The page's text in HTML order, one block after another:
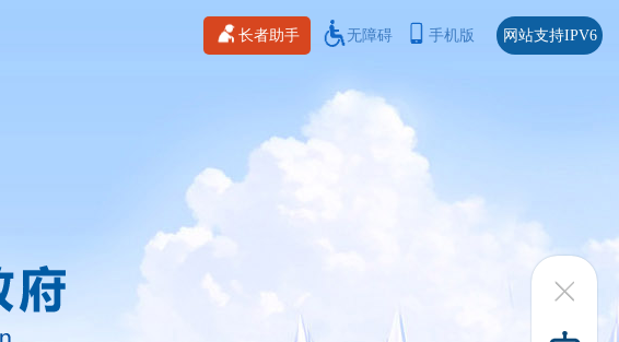
长者助手 无障碍 手机版 网站支持IPV6